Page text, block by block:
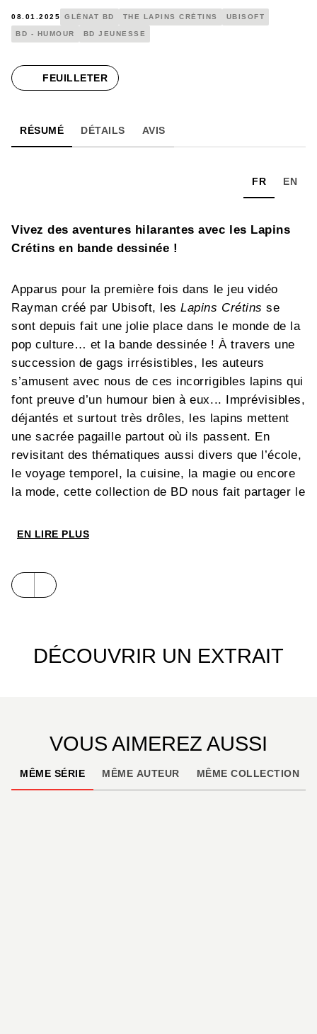
08.01.2025 GLÉNAT BD THE LAPINS CRÉTINS UBISOFT
BD - HUMOUR BD JEUNESSE
FEUILLETER
RÉSUMÉ DÉTAILS AVIS
FR EN
Vivez des aventures hilarantes avec les Lapins
Crétins en bande dessinée !
Apparus pour la première fois dans le jeu vidéo
Rayman créé par Ubisoft, lesLapins Crétins se
sont depuis fait une jolie place dans le monde de la
pop culture… et la bande dessinée ! À travers une
succession de gags irrésistibles, les auteurs
s’amusent avec nous de ces incorrigibles lapins qui
font preuve d’un humour bien à eux... Imprévisibles,
déjantés et surtout très drôles, les lapins mettent
une sacrée pagaille partout où ils passent. En
revisitant des thématiques aussi divers que l’école,
le voyage temporel, la cuisine, la magie ou encore
la mode, cette collection de BD nous fait partager le
des humains ! À lire sans scrupules.
EN LIRE PLUS
DÉCOUVRIR UN EXTRAIT
VOUS AIMEREZ AUSSI
MÊME SÉRIE MÊME AUTEUR MÊME COLLECTION